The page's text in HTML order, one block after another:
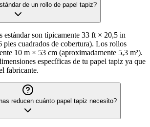
de un rollo de papel tapiz?
estándar son típicamente 33 ft × 20,5 in
pies cuadrados de cobertura). Los rollos
10 m × 53 cm (aproximadamente 5,3 m²).
específicas de tu papel tapiz ya que
fabricante.
reducen cuánto papel tapiz necesito?